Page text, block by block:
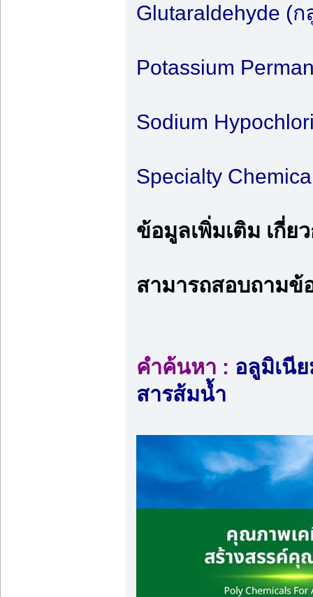
Glutaraldehyde (
Potassium
Sodium
Specialty
ข้อมูลเพิ่มเติม เกี่
สามารถสอบถามข้
คำค้นหา : อลูมิเนี
สารส้มน้ำ